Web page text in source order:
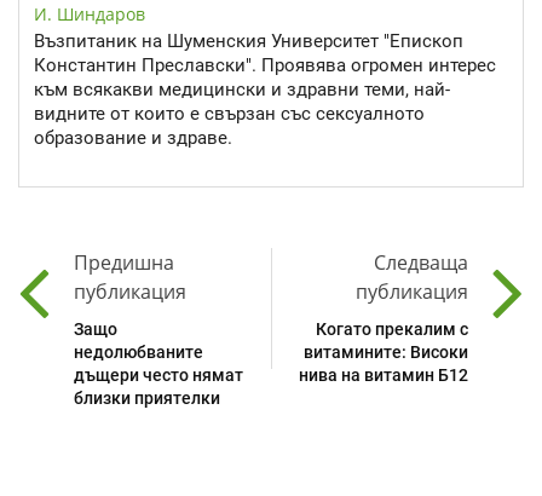
И. Шиндаров
Възпитаник на Шуменския Университет "Епископ
Константин Преславски". Проявява огромен интерес
към всякакви медицински и здравни теми, най-
видните от които е свързан със сексуалното
образование и здраве.
Предишна
публикация
Защо
недолюбваните
дъщери често нямат
близки приятелки
Следваща
публикация
Когато прекалим с
витамините: Високи
нива на витамин Б12